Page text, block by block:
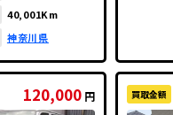
40,001Km
神奈川県
120,000 円 買取金額